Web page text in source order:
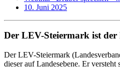
10. Juni 2025
Der LEV-Steiermark ist
Der LEV-Steiermark
dieser auf Landesebene. Er